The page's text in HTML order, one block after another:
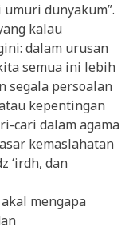
dunyakum”.
kalau
dalam urusan
semua ini lebih
segala persoalan
kepentingan
cari dalam agama
kemaslahatan
‘irdh, dan
mengapa